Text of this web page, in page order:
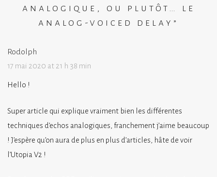
analogique, ou plutôt… le
analog-voiced delay ”
Rodolph
17 mai 2020 at 21 h 38 min
Hello !
Super article qui explique vraiment bien les différentes
techniques d’echos analogiques, franchement j’aime beaucoup
! J’espère qu’on aura de plus en plus d’articles, hâte de voir
l’Utopia V2 !